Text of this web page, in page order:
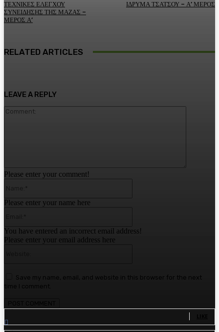
ΤΕΧΝΙΚΕΣ ΕΛΕΓΧΟΥ
ΣΥΝΕΙΔΗΣΗΣ ΤΗΣ ΜΑΖΑΣ –
ΜΕΡΟΣ Α’
ΙΔΡΥΜΑ ΤΣΑΤΣΟΥ – Α’ ΜΕΡΟΣ
RELATED ARTICLES
LEAVE A REPLY
Please enter your comment!
Please enter your name here
You have entered an incorrect email address!
Please enter your email address here
Save my name, email, and website in this browser for the next
time I comment.